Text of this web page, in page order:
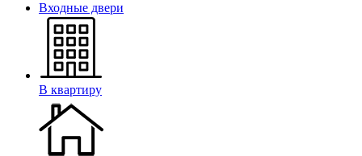
Входные двери
В квартиру